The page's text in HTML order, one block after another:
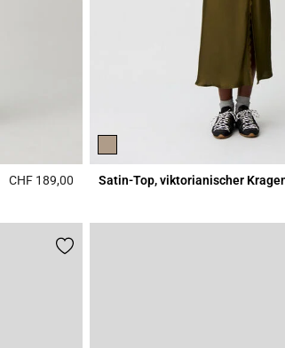
CHF 189,00 4.4 out of 5 Customer Rating
Satin-Top, viktorianischer